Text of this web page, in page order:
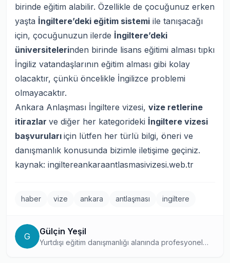
birinde eğitim alabilir. Özellikle de çocuğunuz erken
yaşta İngiltere’deki eğitim sistemi ile tanışacağı
için, çocuğunuzun ilerde İngiltere’deki
üniversitelerinden birinde lisans eğitimi alması tıpkı
İngiliz vatandaşlarının eğitim alması gibi kolay
olacaktır, çünkü öncelikle İngilizce problemi
olmayacaktır.
Ankara Anlaşması İngiltere vizesi, vize retlerine
itirazlar ve diğer her kategorideki İngiltere vizesi
başvuruları için lütfen her türlü bilgi, öneri ve
danışmanlık konusunda bizimle iletişime geçiniz.
kaynak: ingiltereankaraantlasmasivizesi.web.tr
haber vize ankara antlaşması ingiltere
G Gülçin Yeşil
Yurtdışı eğitim danışmanlığı alanında profesyonel